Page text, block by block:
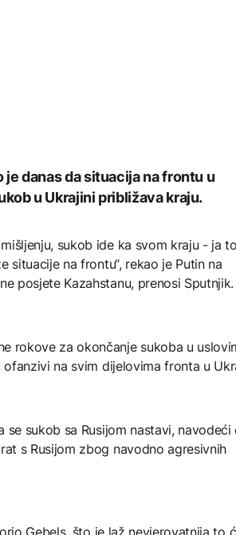
danas da situacija na frontu u
u Ukrajini približava kraju.
sukob ide ka svom kraju - ja to
situacije na frontu“, rekao je Putin na
posjete Kazahstanu, prenosi Sputnjik.
rokove za okončanje sukoba u
na svim dijelovima fronta u
sukob sa Rusijom nastavi, navodeći
s Rusijom zbog navodno agresivnih
Gebels, što je laž nevjerovatnija to